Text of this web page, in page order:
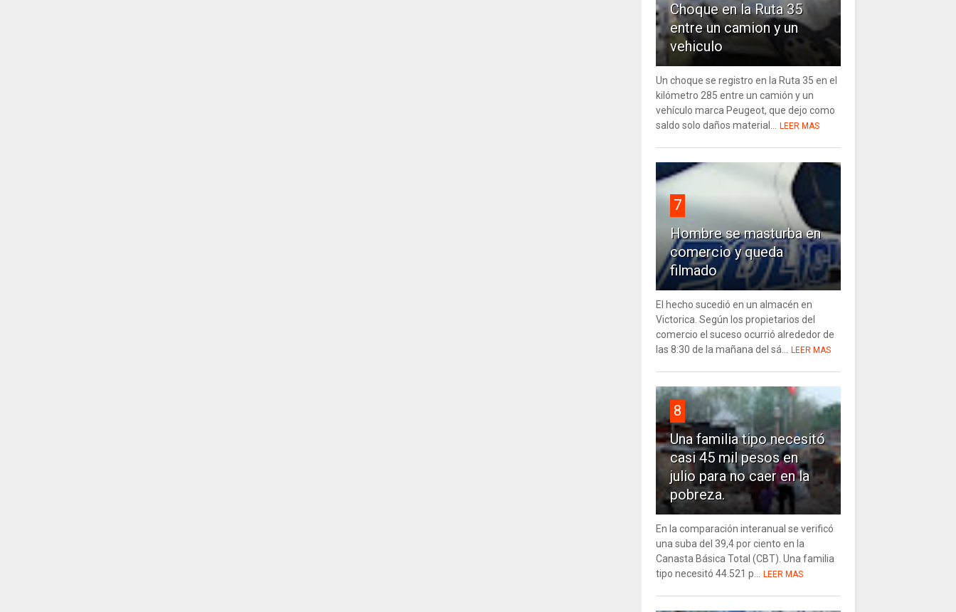
Choque en la Ruta 35
entre un camion y un
vehiculo
Un choque se registro en la Ruta 35 en el
kilómetro 285 entre un camión y un
vehículo marca Peugeot, que dejo como
saldo solo daños material... LEER MAS
7
Hombre se masturba en
comercio y queda
filmado
El hecho sucedió en un almacén en
Victorica. Según los propietarios del
comercio el suceso ocurrió alrededor de
las 8:30 de la mañana del sá... LEER MAS
8
Una familia tipo necesitó
casi 45 mil pesos en
julio para no caer en la
pobreza.
En la comparación interanual se verificó
una suba del 39,4 por ciento en la
Canasta Básica Total (CBT). Una familia
tipo necesitó 44.521 p... LEER MAS